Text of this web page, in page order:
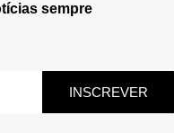
sempre
INSCREVER